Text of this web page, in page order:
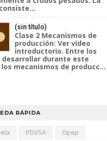
(sin título)
Clase 2 Mecanismos de
producción: Ver video
introductorio. Entre los
desarrollar durante este
mecanismos de producc...
RÁPIDA
PDVSA
Opep